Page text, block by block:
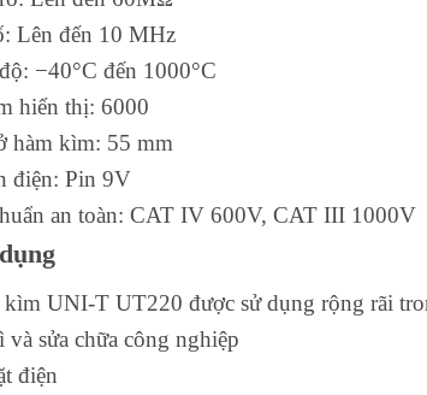
Lên đến 10 MHz
−40°C đến 1000°C
hiển thị: 6000
hàm kìm: 55 mm
điện: Pin 9V
an toàn: CAT IV 600V, CAT III 1000V
UNI-T UT220 được sử dụng rộng rãi
và sửa chữa công nghiệp
điện